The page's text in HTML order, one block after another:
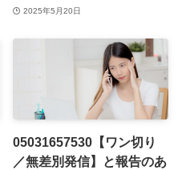
2025年5月20日
05031657530【ワン切り
／無差別発信】と報告のあ